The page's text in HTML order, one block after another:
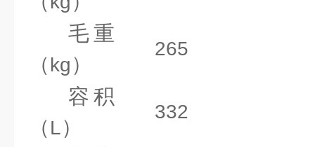
毛重
（kg）
265
容积
（L）
332